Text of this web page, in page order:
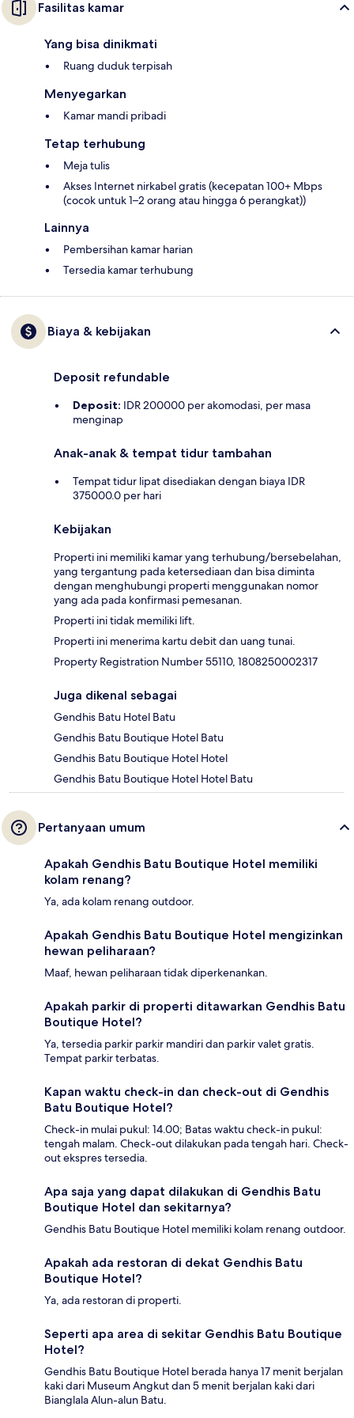
Fasilitas kamar
Yang bisa dinikmati
Ruang duduk terpisah
Menyegarkan
Kamar mandi pribadi
Tetap terhubung
Meja tulis
Akses Internet nirkabel gratis (kecepatan 100+ Mbps
(cocok untuk 1–2 orang atau hingga 6 perangkat))
Lainnya
Pembersihan kamar harian
Tersedia kamar terhubung
Biaya & kebijakan
Deposit refundable
Deposit: IDR 200000 per akomodasi, per masa
menginap
Anak-anak & tempat tidur tambahan
Tempat tidur lipat disediakan dengan biaya IDR
375000.0 per hari
Kebijakan
Properti ini memiliki kamar yang terhubung/bersebelahan,
yang tergantung pada ketersediaan dan bisa diminta
dengan menghubungi properti menggunakan nomor
yang ada pada konfirmasi pemesanan.
Properti ini tidak memiliki lift.
Properti ini menerima kartu debit dan uang tunai.
Property Registration Number 55110, 1808250002317
Juga dikenal sebagai
Gendhis Batu Hotel Batu
Gendhis Batu Boutique Hotel Batu
Gendhis Batu Boutique Hotel Hotel
Gendhis Batu Boutique Hotel Hotel Batu
Pertanyaan umum
Apakah Gendhis Batu Boutique Hotel memiliki
kolam renang?
Ya, ada kolam renang outdoor.
Apakah Gendhis Batu Boutique Hotel mengizinkan
hewan peliharaan?
Maaf, hewan peliharaan tidak diperkenankan.
Apakah parkir di properti ditawarkan Gendhis Batu
Boutique Hotel?
Ya, tersedia parkir parkir mandiri dan parkir valet gratis.
Tempat parkir terbatas.
Kapan waktu check-in dan check-out di Gendhis
Batu Boutique Hotel?
Check-in mulai pukul: 14.00; Batas waktu check-in pukul:
tengah malam. Check-out dilakukan pada tengah hari. Check-
out ekspres tersedia.
Apa saja yang dapat dilakukan di Gendhis Batu
Boutique Hotel dan sekitarnya?
Gendhis Batu Boutique Hotel memiliki kolam renang outdoor.
Apakah ada restoran di dekat Gendhis Batu
Boutique Hotel?
Ya, ada restoran di properti.
Seperti apa area di sekitar Gendhis Batu Boutique
Hotel?
Gendhis Batu Boutique Hotel berada hanya 17 menit berjalan
kaki dari Museum Angkut dan 5 menit berjalan kaki dari
Bianglala Alun-alun Batu.